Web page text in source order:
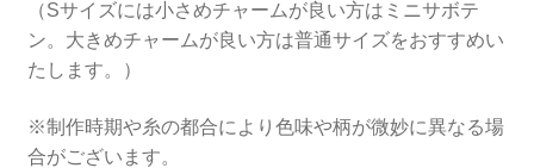
（Sサイズには小さめチャームが良い方はミニサボテ
ン。大きめチャームが良い方は普通サイズをおすすめい
たします。）
※制作時期や糸の都合により色味や柄が微妙に異なる場
合がございます。